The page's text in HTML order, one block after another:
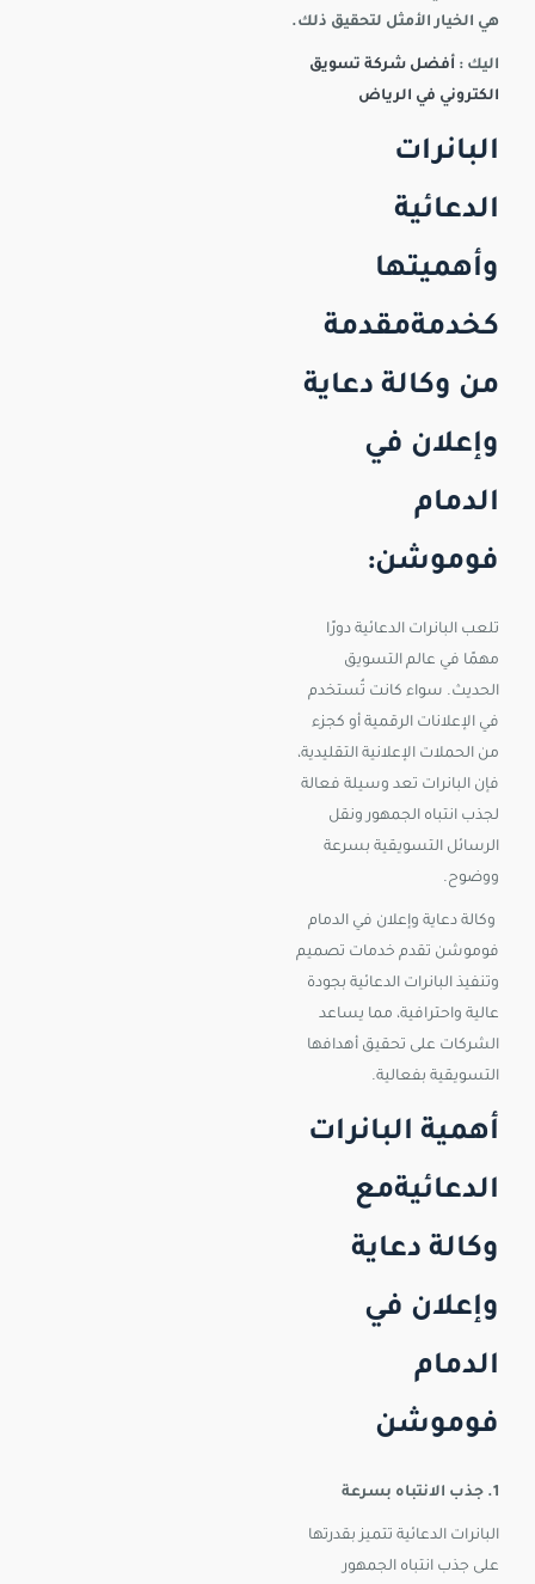
هي الخيار الأمثل لتحقيق ذلك.
اليك : أفضل شركة تسويق
الكتروني في الرياض
البانرات
الدعائية
وأهميتها
كخدمةمقدمة
من وكالة دعاية
وإعلان في
الدمام
فوموشن:
تلعب البانرات الدعائية دورًا
مهمًا في عالم التسويق
الحديث. سواء كانت تُستخدم
في الإعلانات الرقمية أو كجزء
من الحملات الإعلانية التقليدية،
فإن البانرات تعد وسيلة فعالة
لجذب انتباه الجمهور ونقل
الرسائل التسويقية بسرعة
ووضوح.
وكالة دعاية وإعلان في الدمام
فوموشن تقدم خدمات تصميم
وتنفيذ البانرات الدعائية بجودة
عالية واحترافية، مما يساعد
الشركات على تحقيق أهدافها
التسويقية بفعالية.
أهمية البانرات
الدعائيةمع
وكالة دعاية
وإعلان في
الدمام
فوموشن
1. جذب الانتباه بسرعة
البانرات الدعائية تتميز بقدرتها
على جذب انتباه الجمهور